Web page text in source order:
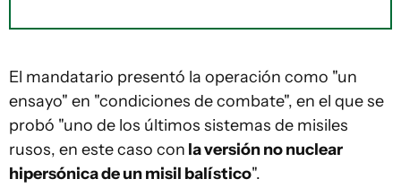
El mandatario presentó la operación como "un
ensayo" en "condiciones de combate", en el que se
probó "uno de los últimos sistemas de misiles
rusos, en este caso con la versión no nuclear
hipersónica de un misil balístico".